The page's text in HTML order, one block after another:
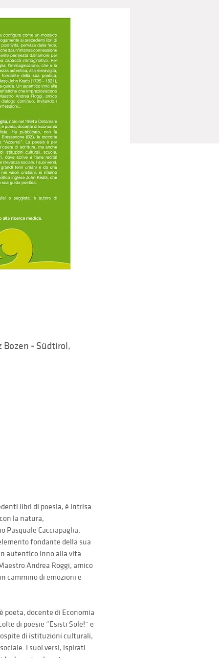
Bozen - Südtirol,
libri di poesia, è intrisa
la natura,
Pasquale Cacciapaglia,
fondante della sua
autentico inno alla vita
Andrea Roggi, amico
cammino di emozioni e
poeta, docente di Economia
di poesie “Esisti Sole!” e
ospite di istituzioni culturali,
I suoi versi, ispirati